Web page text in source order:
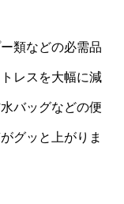
類などの必需品
レスを大幅に減
バッグなどの便
グッと上がりま